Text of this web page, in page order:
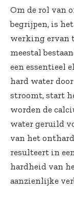
Om de rol van
begrijpen, is
werking ervan
meestal
een essentieel
hard water
stroomt, start
worden de
water geruild
van het
resulteert in
hardheid van
aanzienlijke